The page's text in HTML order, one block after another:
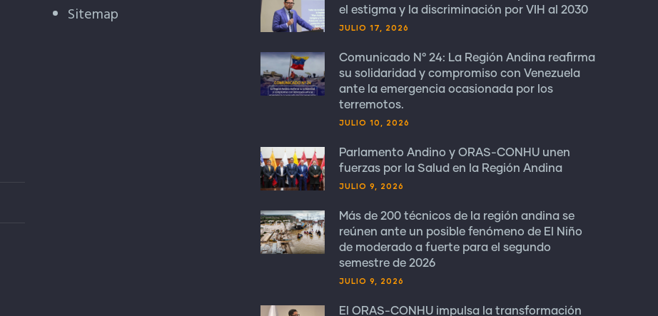
Sitemap
el estigma y la discriminación por VIH al 2030
JULIO 17, 2026
Comunicado N° 24: La Región Andina reafirma
su solidaridad y compromiso con Venezuela
ante la emergencia ocasionada por los
terremotos.
JULIO 10, 2026
Parlamento Andino y ORAS-CONHU unen
fuerzas por la Salud en la Región Andina
JULIO 9, 2026
Más de 200 técnicos de la región andina se
reúnen ante un posible fenómeno de El Niño
de moderado a fuerte para el segundo
semestre de 2026
JULIO 9, 2026
El ORAS-CONHU impulsa la transformación